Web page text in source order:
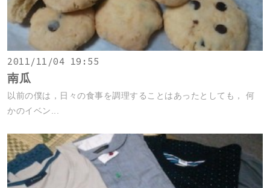
2011/11/04 19:55
南瓜
以前の僕は，日々の食事を調理することはあったとしても， 何
かのイベン...